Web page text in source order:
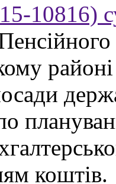
10816)
по
коштів.